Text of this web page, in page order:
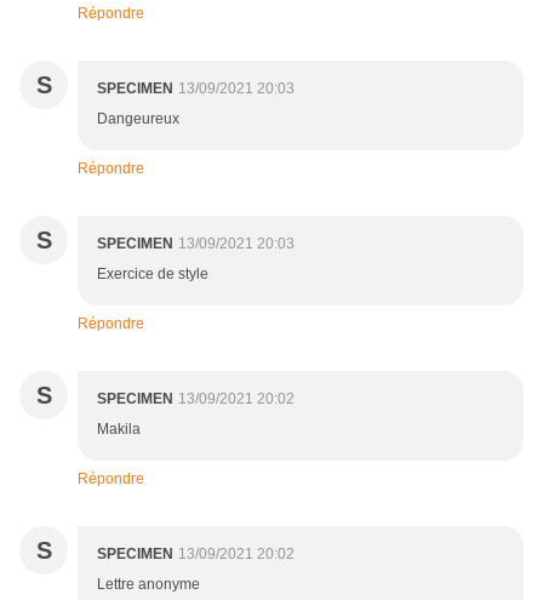
Répondre
S SPECIMEN 13/09/2021 20:03
Dangeureux
Répondre
S SPECIMEN 13/09/2021 20:03
Exercice de style
Répondre
S SPECIMEN 13/09/2021 20:02
Makila
Répondre
S SPECIMEN 13/09/2021 20:02
Lettre anonyme